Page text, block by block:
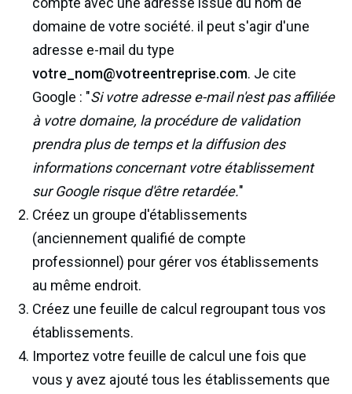
domaine de votre société. il peut s'agir d'une
adresse e-mail du type
votre_nom@votreentreprise.com. Je cite
Google : "Si votre adresse e-mail n'est pas affiliée
à votre domaine, la procédure de validation
prendra plus de temps et la diffusion des
informations concernant votre établissement
sur Google risque d'être retardée."
Créez un groupe d'établissements
(anciennement qualifié de compte
professionnel) pour gérer vos établissements
au même endroit.
Créez une feuille de calcul regroupant tous vos
établissements.
Importez votre feuille de calcul une fois que
vous y avez ajouté tous les établissements que